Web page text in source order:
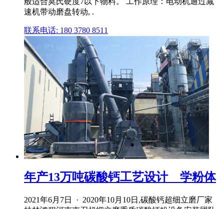
速机带动磨盘转动, .
联系电话: 180 3780 8511
年产13万吨碳酸钙工艺设计 _ 学粉体
2021年6月7日 · 2020年10月10日,碳酸钙超细立磨厂家